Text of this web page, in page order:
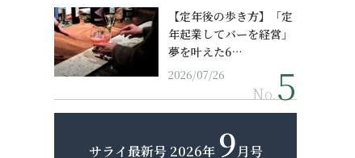
【定年後の歩き方】「定
年起業してバーを経営」
夢を叶えた6…
2026/07/26
No.
サライ最新号 2026年 9月号